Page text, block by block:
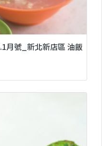
月號_新北新店區 油飯